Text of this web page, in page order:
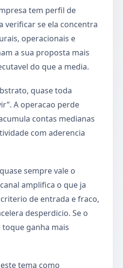
tem perfil de
verificar se ela concentra
operacionais e
a sua proposta mais
do que a media.
quase toda
A operacao perde
contas medianas
com aderencia
sempre vale o
amplifica o que ja
criterio de entrada e fraco,
desperdicio. Se o
ganha mais
tema como